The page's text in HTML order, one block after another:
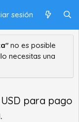
sesión
no es posible
necesitas una
para pago